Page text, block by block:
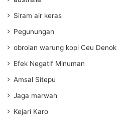
Siram air keras
Pegunungan
obrolan warung kopi Ceu Denok
Efek Negatif Minuman
Amsal Sitepu
Jaga marwah
Kejari Karo